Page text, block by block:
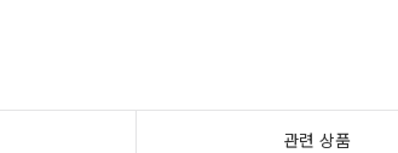
관련 상품